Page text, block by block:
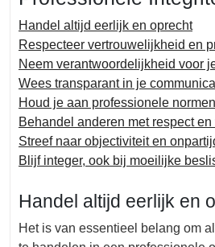
Handel altijd eerlijk en oprecht
Respecteer vertrouwelijkheid en
Neem verantwoordelijkheid voor
Wees transparant in je
Houd je aan professionele
Behandel anderen met respect
Streef naar objectiviteit en
Blijf integer, ook bij moeilijke
Handel altijd eerlijk en
Het is van essentieel belang om